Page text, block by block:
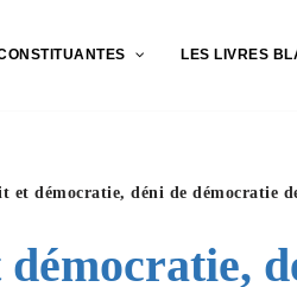
LES LIVRES
et démocratie, déni de démocratie